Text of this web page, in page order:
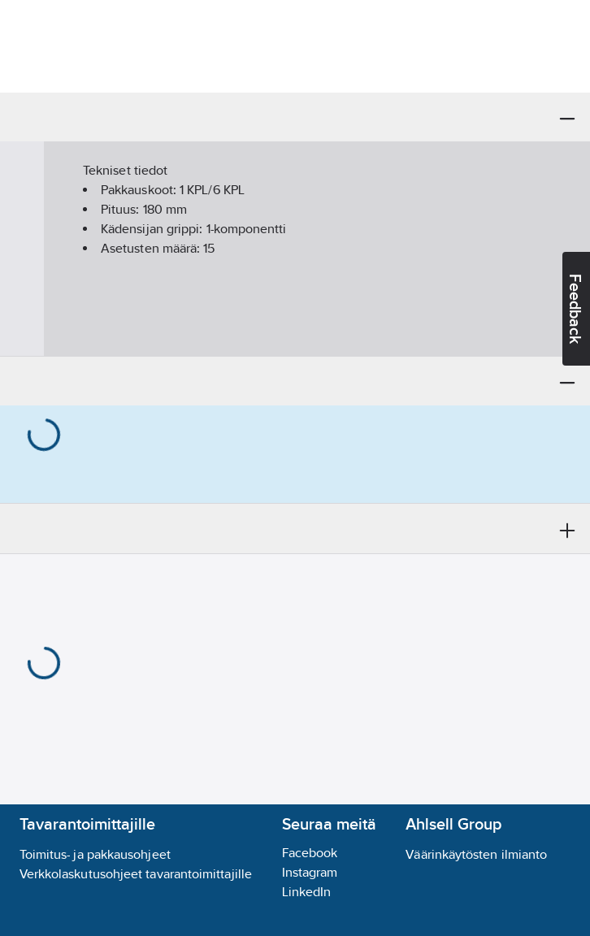
Feedback
Tekniset tiedot
Pakkauskoot:1 KPL/6 KPL
Pituus: 180 mm
Kädensijan grippi: 1-komponentti
Asetusten määrä:15
Tavarantoimittajille
Toimitus- ja pakkausohjeet
Verkkolaskutusohjeet tavarantoimittajille
Seuraa meitä
Facebook
Instagram
LinkedIn
Ahlsell Group
Väärinkäytösten ilmianto